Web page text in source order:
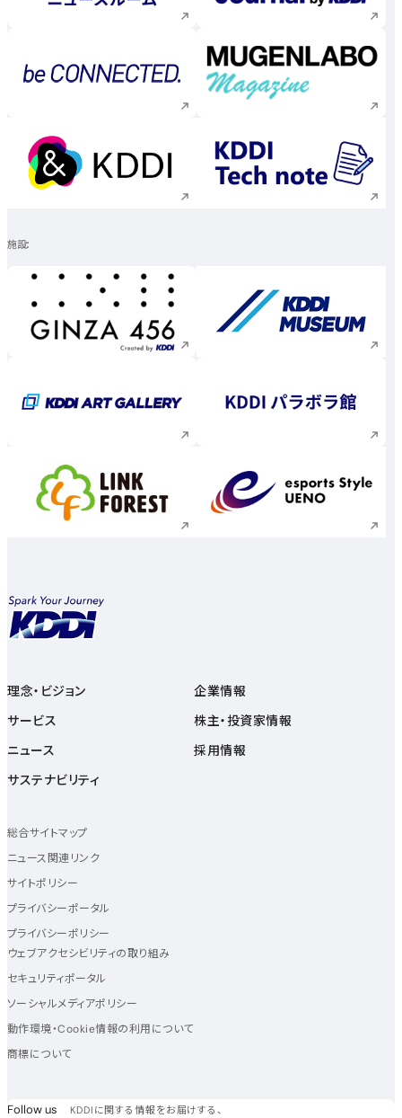
新規ウィンドウで開く 新規ウィンドウで
新規ウィンドウで開く 新規ウィンドウで
施設
新規ウィンドウで開く 新規ウィンドウで
新規ウィンドウで開く 新規ウィンドウで
新規ウィンドウで開く 新規ウィンドウで
理念・ビジョン
サービス
ニュース
サステナビリティ
企業情報
株主・投資家情報
採用情報
総合サイトマップ
ニュース関連リンク
サイトポリシー
プライバシーポータル
プライバシーポリシー
ウェブアクセシビリティの取り組み
セキュリティポータル
ソーシャルメディアポリシー
動作環境・Cookie情報の利用について
商標について
Follow us フォローアス
KDDIに関する情報をお届けする、